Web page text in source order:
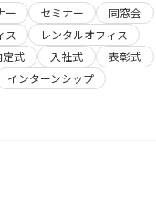
ー セミナー
同窓会
ス
レンタルオフィス
定式 入社式
表彰式
インターンシップ